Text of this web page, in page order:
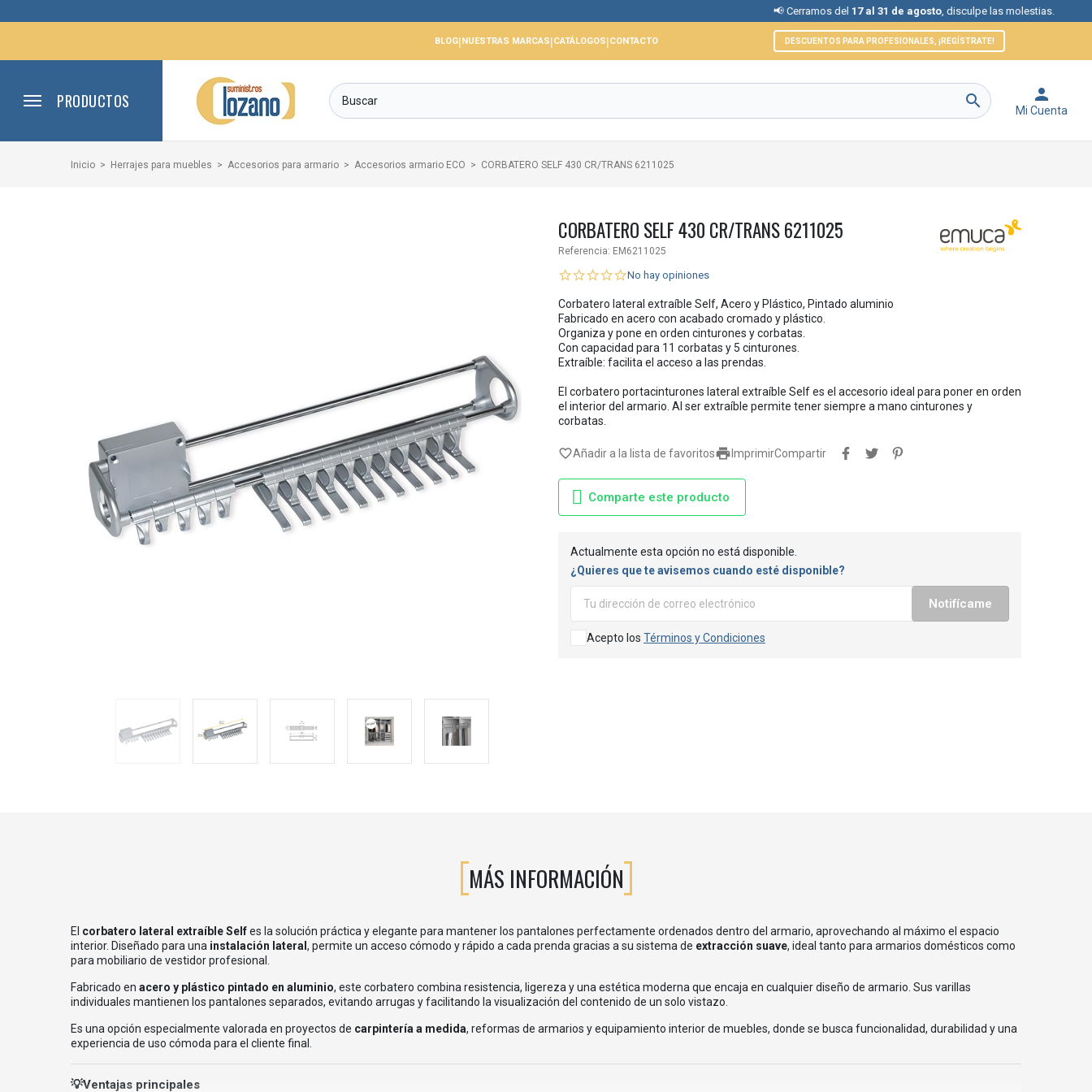
📢 Cerramos del17 al 31 de agosto, disculpe las molestias.
BLOG|NUESTRAS MARCAS|CATÁLOGOS|CONTACTO DESCUENTOS PARA PROFESIONALES, ¡REGÍSTRATE!
PRODUCTOS  
Mi Cuenta
Inicio Herrajes para muebles Accesorios para armario Accesorios armario ECO CORBATERO SELF 430 CR/TRANS 6211025
CORBATERO SELF 430 CR/TRANS 6211025
Referencia: EM6211025
No hay opiniones
Corbatero lateral extraíble Self, Acero y Plástico, Pintado aluminio
Fabricado en acero con acabado cromado y plástico.
Organiza y pone en orden cinturones y corbatas.
Con capacidad para 11 corbatas y 5 cinturones.
Extraíble: facilita el acceso a las prendas.
El corbatero portacinturones lateral extraíble Self es el accesorio ideal para poner en orden
el interior del armario. Al ser extraíble permite tener siempre a mano cinturones y
corbatas.
 Imprimir
favorite_borderAñadir a la lista de favoritos Compartir
Comparte este producto
Actualmente esta opción no está disponible.
¿Quieres que te avisemos cuando esté disponible?
Notifícame
Acepto los Términos y Condiciones
MÁS INFORMACIÓN
El corbatero lateral extraíble Selfes la solución práctica y elegante para mantener los pantalones perfectamente ordenados dentro del armario, aprovechando al máximo el espacio
interior. Diseñado para una instalación lateral , permite un acceso cómodo y rápido a cada prenda gracias a su sistema de extracción suave, ideal tanto para armarios domésticos como
para mobiliario de vestidor profesional.
Fabricado en acero y plástico pintado en aluminio, este corbatero combina resistencia, ligereza y una estética moderna que encaja en cualquier diseño de armario. Sus varillas
individuales mantienen los pantalones separados, evitando arrugas y facilitando la visualización del contenido de un solo vistazo.
Es una opción especialmente valorada en proyectos de carpintería a medida, reformas de armarios y equipamiento interior de muebles, donde se busca funcionalidad, durabilidad y una
experiencia de uso cómoda para el cliente final.
💡Ventajas principales